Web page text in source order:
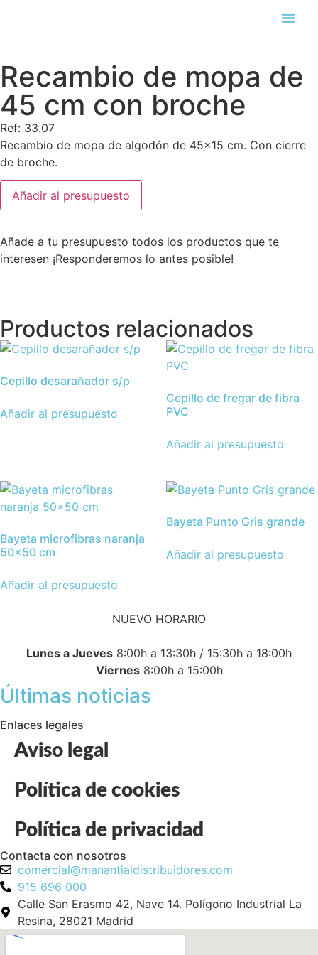
Recambio de mopa de
45 cm con broche
Ref: 33.07
Recambio de mopa de algodón de 45×15 cm. Con cierre
de broche.
Añadir al presupuesto
Añade a tu presupuesto todos los productos que te
interesen ¡Responderemos lo antes posible!
Productos relacionados
Cepillo desarañador s/p
Añadir al presupuesto
Cepillo de fregar de fibra
PVC
Añadir al presupuesto
Bayeta microfibras naranja
50×50 cm
Añadir al presupuesto
Bayeta Punto Gris grande
Añadir al presupuesto
NUEVO HORARIO
Lunes a Jueves 8:00h a 13:30h / 15:30h a 18:00h
Viernes8:00h a 15:00h
Últimas noticias
Enlaces legales
Aviso legal
Política de cookies
Política de privacidad
Contacta con nosotros
comercial@manantialdistribuidores.com
915 696 000
Calle San Erasmo 42, Nave 14. Polígono Industrial La
Resina, 28021 Madrid